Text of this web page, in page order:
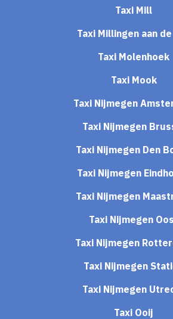
Taxi Mill
Taxi Millingen aan
Taxi Molenhoek
Taxi Mook
Taxi Nijmegen
Taxi Nijmegen
Taxi Nijmegen Den
Taxi Nijmegen
Taxi Nijmegen
Taxi Nijmegen
Taxi Nijmegen
Taxi Nijmegen
Taxi Nijmegen
Taxi Ooij